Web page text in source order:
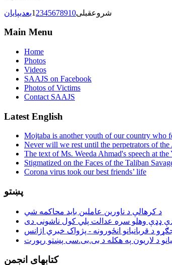
شروعقبلی 1 2345678910 بعدیپایان
Main Menu
Home
Photos
Videos
SAAJS on Facebook
Photos of Victims
Contact SAAJS
Latest English
Mojtaba is another youth of our country who
Never will we rest until the perpetrators of the
The text of Ms. Weeda Ahmad's speech at
Stigmatized on the Faces of the Taliban
Corona virus took our best friends’ life
پښتو
د کرهالې د ناورین عاملین باید محاکمه شي
د قربانیانو انځورونه - پژواک خبري اژانس
د لاریون په هکله د بی.بی.سی پښتو رپورت
کتابهای انجمن